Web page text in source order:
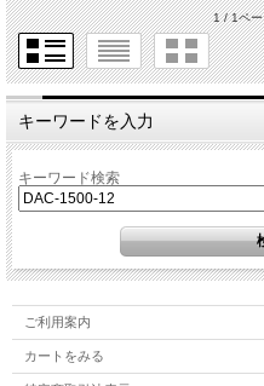
1 / 1ペー
キーワードを入力
キーワード検索
ご利用案内
カートをみる